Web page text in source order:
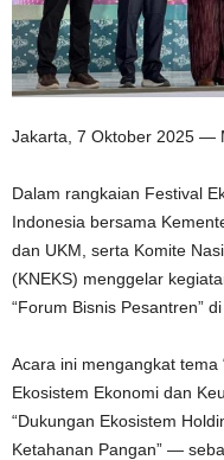
Jakarta, 7 Oktober 2025 —
Dalam rangkaian Festival
Indonesia bersama
dan UKM, serta Komite
(KNEKS) menggelar
“Forum Bisnis Pesantren”
Acara ini mengangkat tema
Ekosistem Ekonomi dan
“Dukungan Ekosistem
Ketahanan Pangan” —